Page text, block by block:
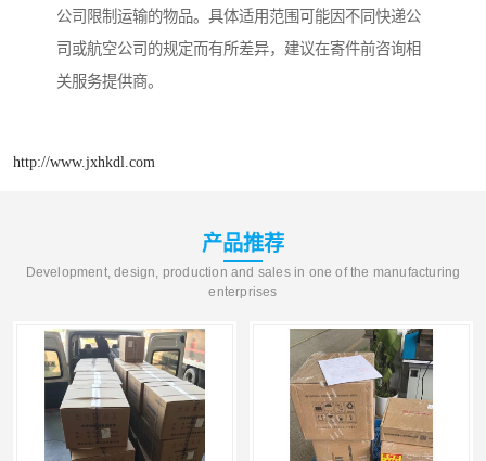
公司限制运输的物品。具体适用范围可能因不同快递公
司或航空公司的规定而有所差异，建议在寄件前咨询相
关服务提供商。
http://www.jxhkdl.com
产品推荐
Development, design, production and sales in one of the manufacturing
enterprises